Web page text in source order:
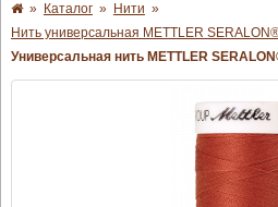
» Каталог » Нити »
Нить универсальная METTLER
Универсальная нить METTLER